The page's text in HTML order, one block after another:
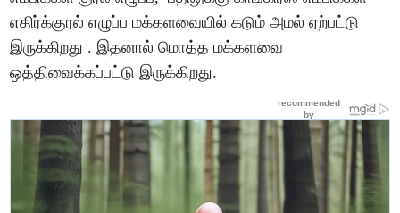
எதிர்க்குரல் எழுப்ப மக்களவையில் கடும் அமல் ஏற்பட்டு
இருக்கிறது . இதனால் மொத்த மக்களவை
ஒத்திவைக்கப்பட்டு இருக்கிறது.